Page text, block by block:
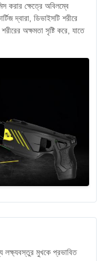
ক্ষেত্রে অবিলম্বে
দ্বারা, ডিভাইসটি শরীরে
অক্ষমতা সৃষ্টি করে, যাতে
লক্ষ্যবস্তুর মুখকে প্রভাবিত